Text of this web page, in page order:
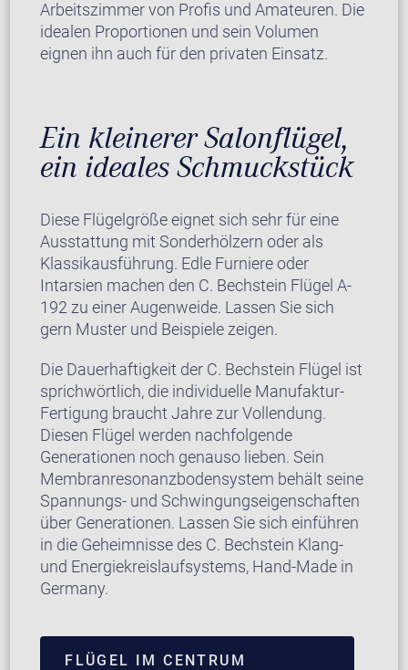
Arbeitszimmer von Profis und Amateuren. Die
idealen Proportionen und sein Volumen
eignen ihn auch für den privaten Einsatz.
Ein kleinerer Salonflügel,
ein ideales Schmuckstück
Diese Flügelgröße eignet sich sehr für eine
Ausstattung mit Sonderhölzern oder als
Klassikausführung. Edle Furniere oder
Intarsien machen den C. Bechstein Flügel A-
192 zu einer Augenweide. Lassen Sie sich
gern Muster und Beispiele zeigen.
Die Dauerhaftigkeit der C. Bechstein Flügel ist
sprichwörtlich, die individuelle Manufaktur-
Fertigung braucht Jahre zur Vollendung.
Diesen Flügel werden nachfolgende
Generationen noch genauso lieben. Sein
Membranresonanzbodensystem behält seine
Spannungs- und Schwingungseigenschaften
über Generationen. Lassen Sie sich einführen
in die Geheimnisse des C. Bechstein Klang-
und Energiekreislaufsystems, Hand-Made in
Germany.
FLÜGEL IM CENTRUM